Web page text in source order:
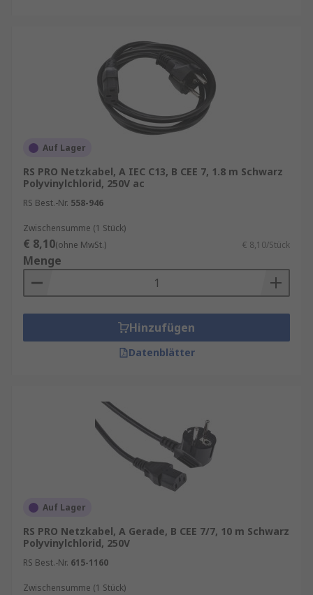
Auf Lager
RS PRO Netzkabel, A IEC C13, B CEE 7, 1.8 m Schwarz
Polyvinylchlorid, 250V ac
RS Best.-Nr. 558-946
Zwischensumme (1 Stück)
€ 8,10(ohne MwSt.) € 8,10/Stück
Menge
Hinzufügen
Datenblätter
Auf Lager
RS PRO Netzkabel, A Gerade, B CEE 7/7, 10 m Schwarz
Polyvinylchlorid, 250V
RS Best.-Nr. 615-1160
Zwischensumme (1 Stück)